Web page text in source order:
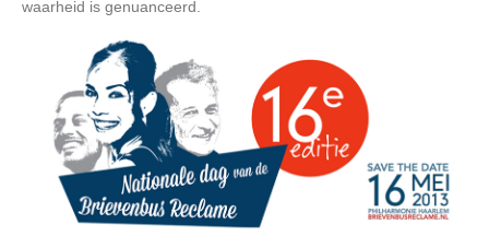
waarheid is genuanceerd.